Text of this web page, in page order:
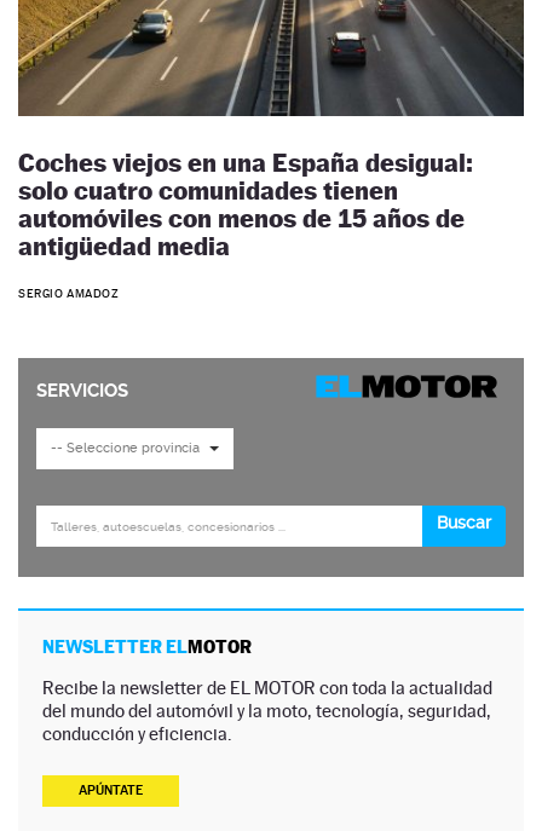
Coches viejos en una España desigual:
solo cuatro comunidades tienen
automóviles con menos de 15 años de
antigüedad media
SERGIO AMADOZ
NEWSLETTER ELMOTOR
Recibe la newsletter de EL MOTOR con toda la actualidad
del mundo del automóvil y la moto, tecnología, seguridad,
conducción y eficiencia.
APÚNTATE